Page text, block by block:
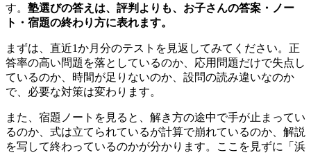
す。 塾選びの答えは、評判よりも、お子さんの答案・ノー
ト・宿題の終わり方に表れます。
まずは、直近1か月分のテストを見返してみてください。正
答率の高い問題を落としているのか、応用問題だけで失点し
ているのか、時間が足りないのか、設問の読み違いなのか
で、必要な対策は変わります。
また、宿題ノートを見ると、解き方の途中で手が止まってい
るのか、式は立てられているが計算で崩れているのか、解説
を写して終わっているのかが分かります。ここを見ずに「浜